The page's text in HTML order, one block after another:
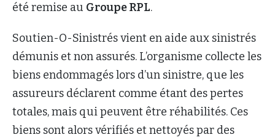
été remise au Groupe RPL.
Soutien-O-Sinistrés vient en aide aux sinistrés
démunis et non assurés. L’organisme collecte les
biens endommagés lors d’un sinistre, que les
assureurs déclarent comme étant des pertes
totales, mais qui peuvent être réhabilités. Ces
biens sont alors vérifiés et nettoyés par des